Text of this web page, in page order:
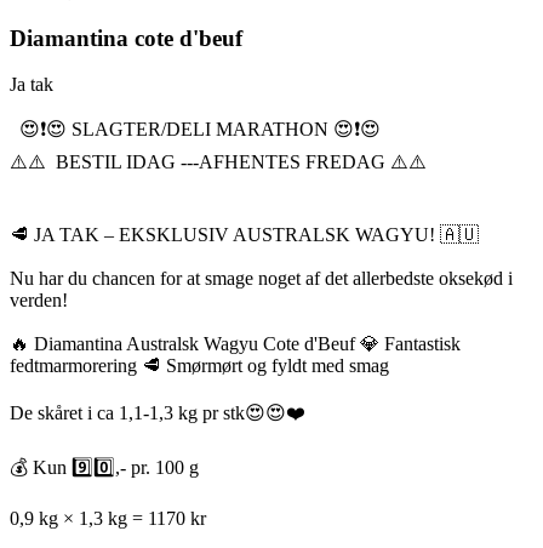
Diamantina cote d'beuf
Ja tak
😍❗️😍 SLAGTER/DELI MARATHON 😍❗️😍
⚠️⚠️ BESTIL IDAG ---AFHENTES FREDAG ⚠️⚠️
🥩 JA TAK – EKSKLUSIV AUSTRALSK WAGYU! 🇦🇺
Nu har du chancen for at smage noget af det allerbedste oksekød i
verden!
🔥 Diamantina Australsk Wagyu Cote d'Beuf 💎 Fantastisk
fedtmarmorering 🥩 Smørmørt og fyldt med smag
De skåret i ca 1,1-1,3 kg pr stk😍😍❤️
💰 Kun 9️⃣0️⃣,- pr. 100 g
0,9 kg × 1,3 kg = 1170 kr